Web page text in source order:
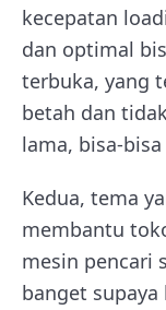
kecepatan
dan optimal
terbuka, yang
betah dan
lama, bisa-
Kedua, tema
membantu
mesin pencari
banget